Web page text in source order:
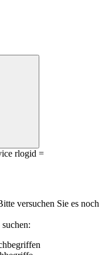
rlogid =
versuchen Sie es noch